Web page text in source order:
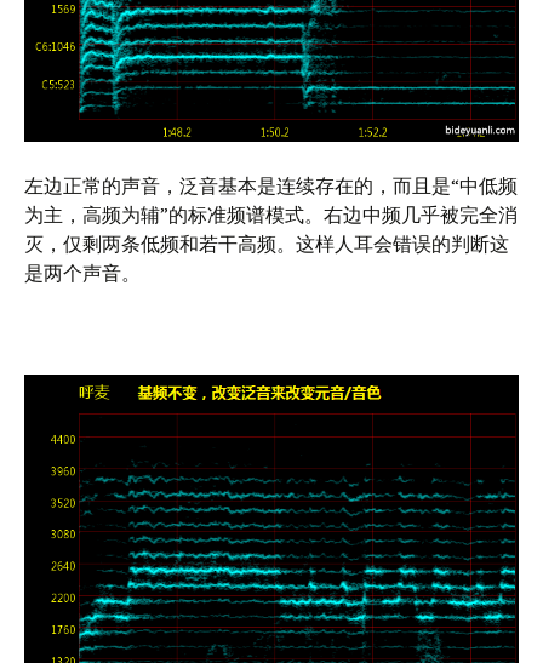
左边正常的声音，泛音基本是连续存在的，而且是“中低频
为主，高频为辅”的标准频谱模式。右边中频几乎被完全消
灭，仅剩两条低频和若干高频。这样人耳会错误的判断这
是两个声音。